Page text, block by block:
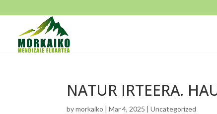
NATUR IRTEERA.
bymorkaiko |Mar 4, 2025 |Uncategorized